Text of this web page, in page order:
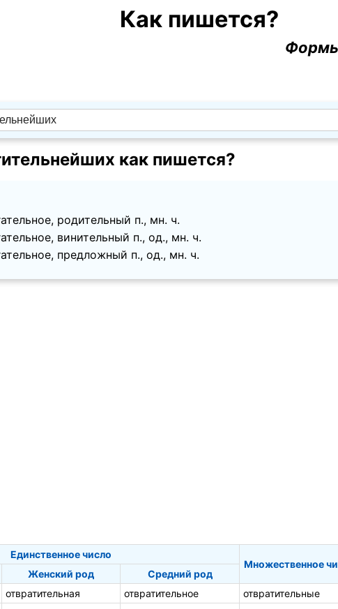
Как пишется?
Формы
как пишется?
родительный п., мн. ч.
винительный п., од., мн. ч.
предложный п., од., мн. ч.
Единственное число
Множественное
Женский род
Средний род
отвратительная отвратительное
отвратительные